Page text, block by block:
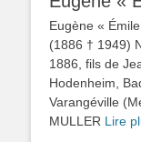
Eugène «
(1886 † 1949)
1886, fils de
Hodenheim,
Varangéville
MULLER Lire